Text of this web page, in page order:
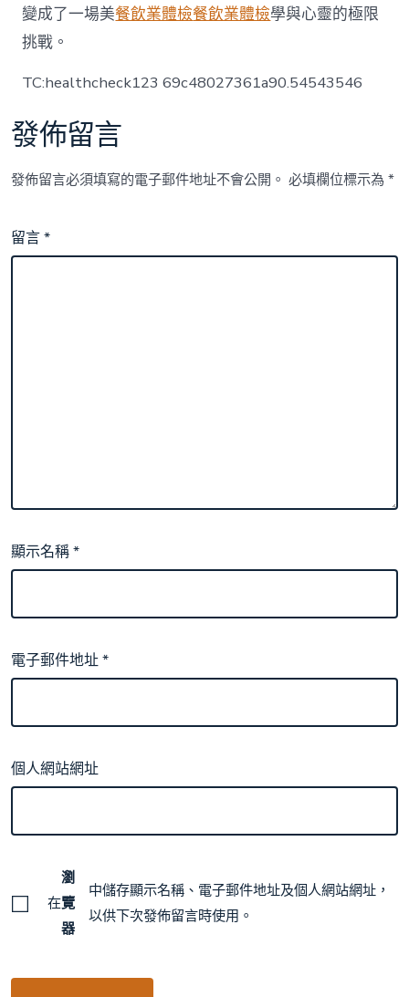
變成了一場美餐飲業體檢餐飲業體檢學與心靈的極限
挑戰。
TC:healthcheck123 69c48027361a90.54543546
發佈留言
發佈留言必須填寫的電子郵件地址不會公開。 必填欄位標示為*
留言*
顯示名稱*
電子郵件地址*
個人網站網址
在
瀏
覽
器
中儲存顯示名稱、電子郵件地址及個人網站網址，
以供下次發佈留言時使用。